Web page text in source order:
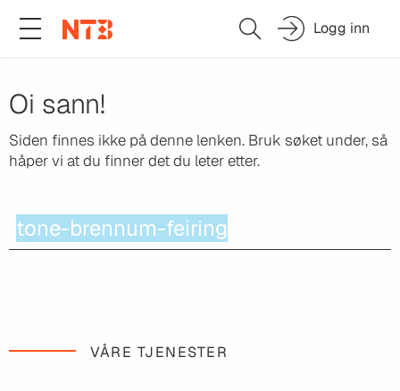
Logg inn
Oi sann!
Siden finnes ikke på denne lenken. Bruk søket under, så
håper vi at du finner det du leter etter.
VÅRE TJENESTER